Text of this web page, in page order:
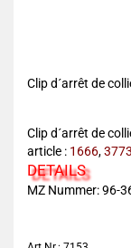
Clip d´arrêt de
Clip d´arrêt de
article : 1666,3773
DETAILS
MZ Nummer: 96-